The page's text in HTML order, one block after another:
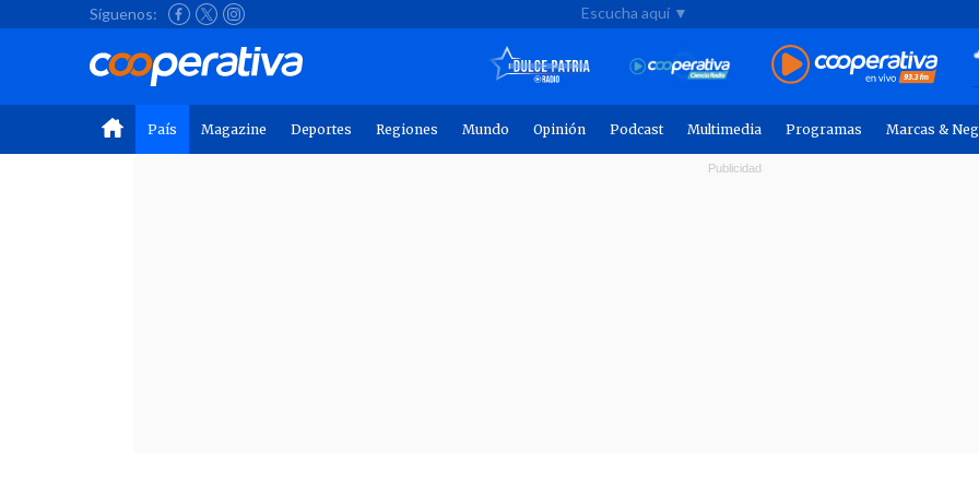
Síguenos: Escucha aquí ▼
País Magazine Deportes Regiones Mundo Opinión Podcast Multimedia Programas Marcas &